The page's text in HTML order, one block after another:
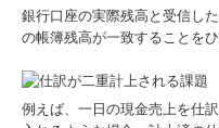
銀行口座の実際残高と受信し
の帳簿残高が一致することを
例えば、一日の現金売上を仕